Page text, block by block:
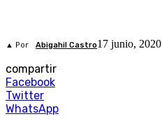
▲ Por Abigahil Castro17 junio, 2020
compartir
Facebook
Twitter
WhatsApp